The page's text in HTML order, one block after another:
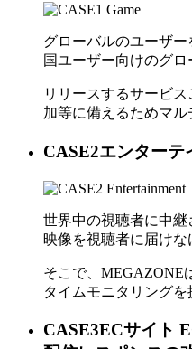
グローバルのユーザ
国ユーザー向けのグ
リリースするサービ
加等に備えるためマル
CASE2エンターテ
世界中の視聴者に中
映像を視聴者に届け
そこで、MEGAZONE
タイムモニタリング
CASE3ECサイト